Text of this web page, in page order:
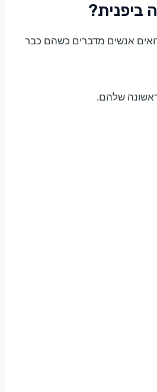
ביפנית?
אנשים מדברים כשהם כבר
שלהם.